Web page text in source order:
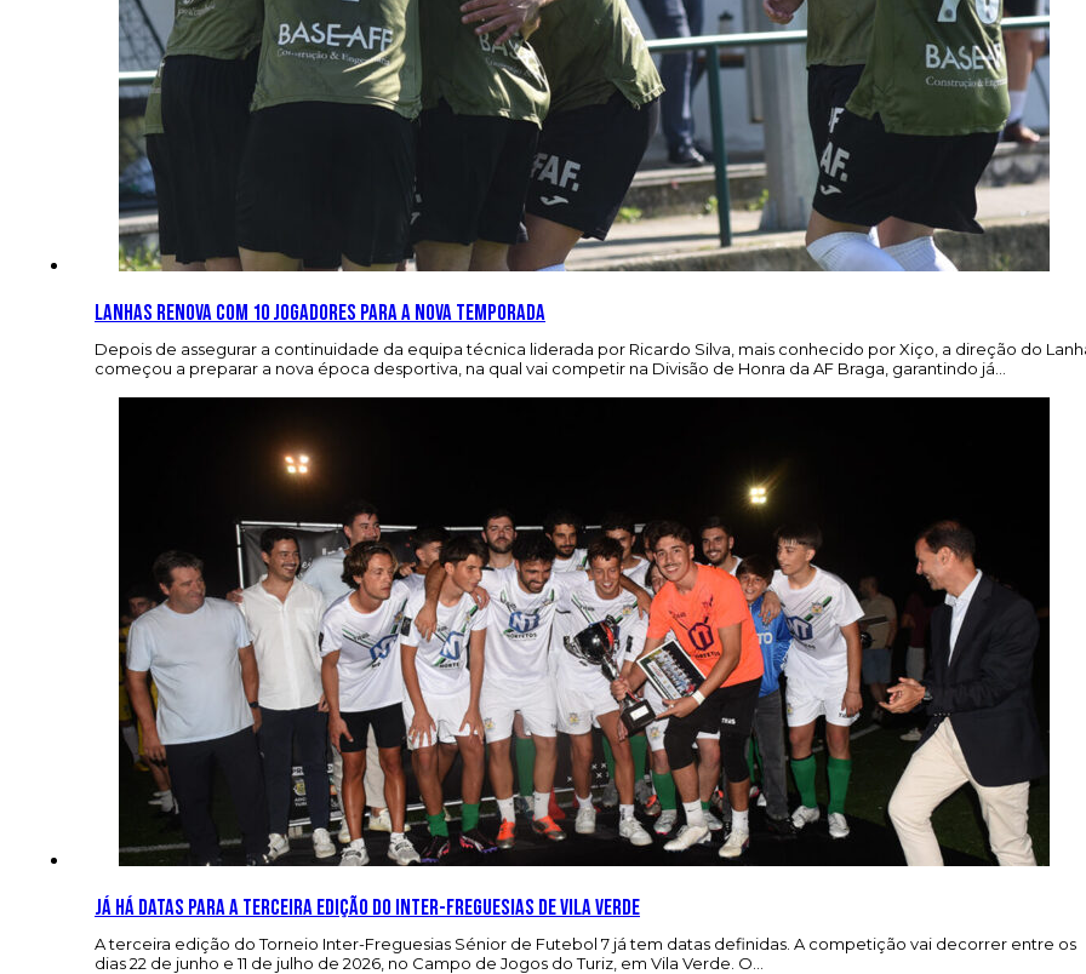
Lanhas renova com 10 jogadores para a nova temporada
Depois de assegurar a continuidade da equipa técnica liderada por Ricardo Silva, mais conhecido por Xiço, a direção do
começou a preparar a nova época desportiva, na qual vai competir na Divisão de Honra da AF Braga, garantindo já…
Já há datas para a terceira edição do Inter-freguesias de Vila Verde
A terceira edição do Torneio Inter-Freguesias Sénior de Futebol 7 já tem datas definidas. A competição vai decorrer entre os
dias 22 de junho e 11 de julho de 2026, no Campo de Jogos do Turiz, em Vila Verde. O…